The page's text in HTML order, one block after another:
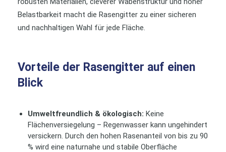
Belastbarkeit macht die Rasengitter zu einer sicheren
und nachhaltigen Wahl für jede Fläche.
Vorteile der Rasengitter auf einen
Blick
Umweltfreundlich & ökologisch: Keine
Flächenversiegelung – Regenwasser kann ungehindert
versickern. Durch den hohen Rasenanteil von bis zu 90
% wird eine naturnahe und stabile Oberfläche